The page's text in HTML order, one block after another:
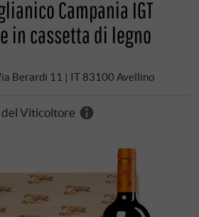
Campania IGT
in cassetta di legno
Berardi 11 | IT 83100 Avellino
Viticoltore